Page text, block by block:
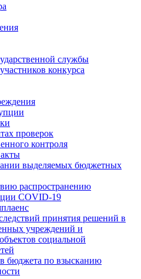
службы
конкурса
проверок
контроля
выделяемых бюджетных
распространению
COVID-19
принятия решений в
учреждений и
социальной
бюджета по взысканию